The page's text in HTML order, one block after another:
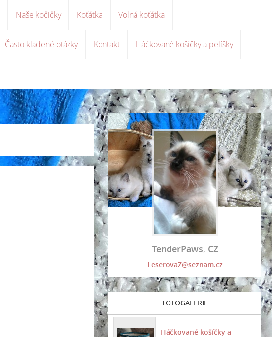
Naše kočičky Koťátka Volná koťátka
Často kladené otázky Kontakt Háčkované košíčky a pelíšky
TenderPaws, CZ
LeserovaZ@seznam.cz
FOTOGALERIE
Háčkované košíčky a